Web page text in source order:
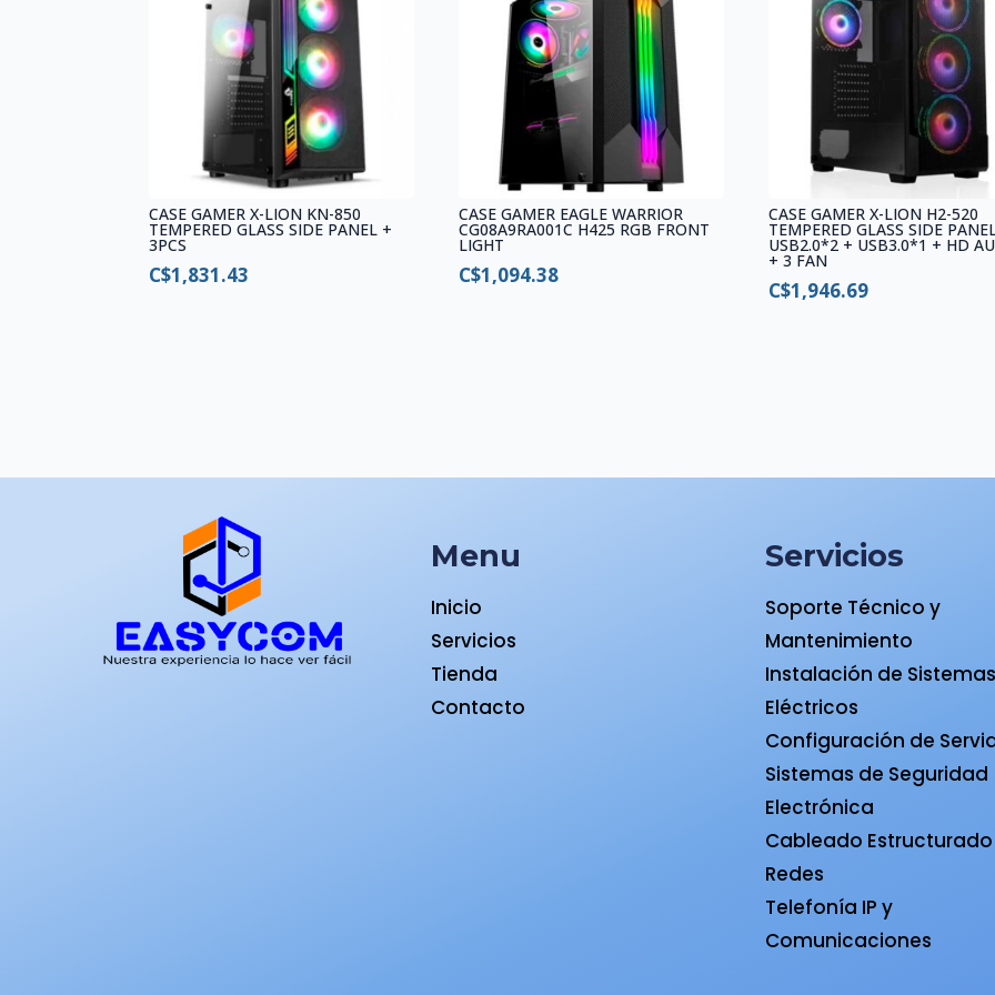
CASE GAMER X-LION KN-850
TEMPERED GLASS SIDE PANEL +
3PCS
C$1,831.43
CASE GAMER EAGLE WARRIOR
CG08A9RA001C H425 RGB FRONT
LIGHT
C$1,094.38
CASE GAMER X-LION H2-520
TEMPERED GLASS SIDE
USB2.0*2 + USB3.0*1 + HD
+ 3 FAN
C$1,946.69
Menu
Inicio
Servicios
Tienda
Contacto
Servicios
Soporte Técnico y
Mantenimiento
Instalación de
Eléctricos
Configuración de
Sistemas de Seguridad
Electrónica
Cableado
Redes
Telefonía IP y
Comunicaciones